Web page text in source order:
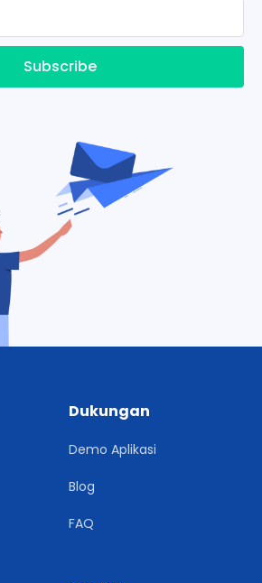
Subscribe
Dukungan
Demo Aplikasi
Blog
FAQ